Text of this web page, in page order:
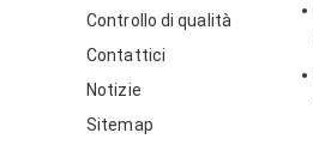
Controllo di qualità
Contattici
Notizie
Sitemap